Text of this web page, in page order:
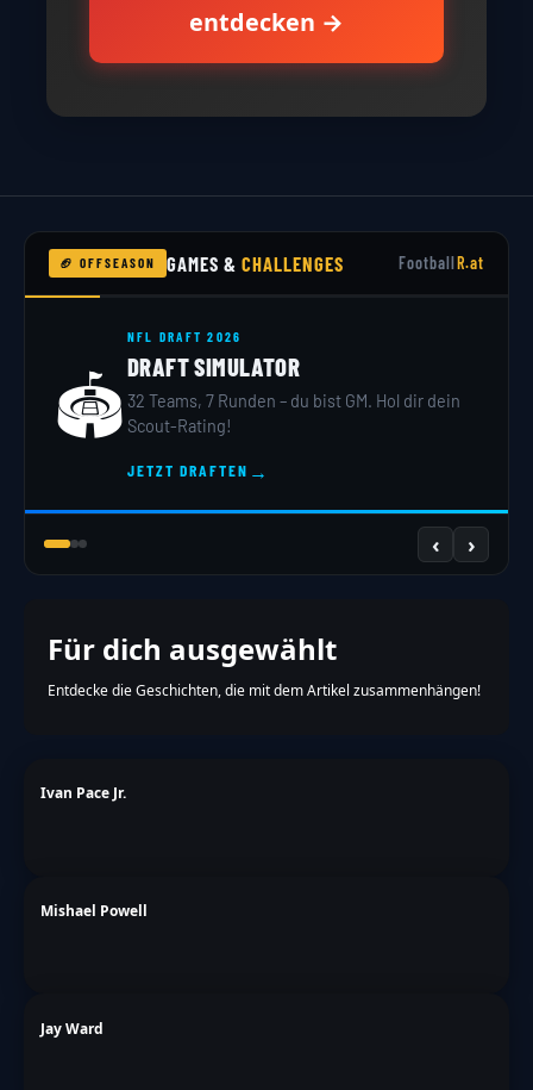
entdecken →
🏈 OFFSEASON GAMES &CHALLENGES FootballR.at
🏟️
NFL DRAFT 2026
DRAFT SIMULATOR
32 Teams, 7 Runden – du bist GM. Hol dir dein
Scout-Rating!
JETZT DRAFTEN →
‹ ›
Für dich ausgewählt
Entdecke die Geschichten, die mit dem Artikel zusammenhängen!
Ivan Pace Jr.
Mishael Powell
Jay Ward